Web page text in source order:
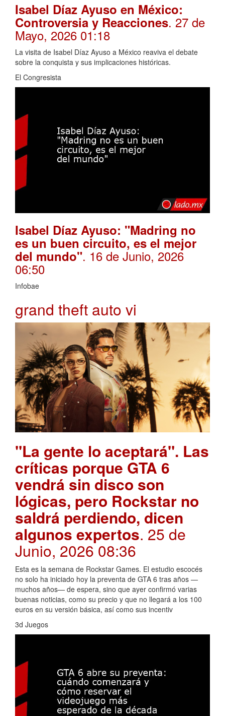
Isabel Díaz Ayuso en México:
Controversia y Reacciones. 27 de
Mayo, 2026 01:18
La visita de Isabel Díaz Ayuso a México reaviva el debate
sobre la conquista y sus implicaciones históricas.
El Congresista
Isabel Díaz Ayuso: "Madring no
es un buen circuito, es el mejor
del mundo". 16 de Junio, 2026
06:50
Infobae
grand theft auto vi
"La gente lo aceptará". Las
críticas porque GTA 6
vendrá sin disco son
lógicas, pero Rockstar no
saldrá perdiendo, dicen
algunos expertos. 25 de
Junio, 2026 08:36
Esta es la semana de Rockstar Games. El estudio escocés
no solo ha iniciado hoy la preventa de GTA 6 tras años —
muchos años— de espera, sino que ayer confirmó varias
buenas noticias, como su precio y que no llegará a los 100
euros en su versión básica, así como sus incentiv
3d Juegos